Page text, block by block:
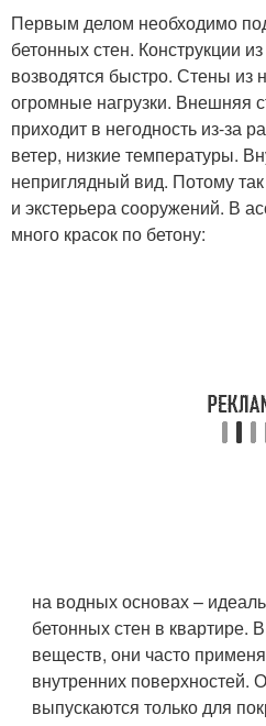
Первым делом необходимо
бетонных стен. Конструкции
возводятся быстро. Стены из
огромные нагрузки. Внешняя
приходит в негодность из-за
ветер, низкие температуры.
неприглядный вид. Потому
и экстерьера сооружений. В
много красок по бетону:
на водных основах –
бетонных стен в квартире.
веществ, они часто
внутренних поверхностей.
выпускаются только для